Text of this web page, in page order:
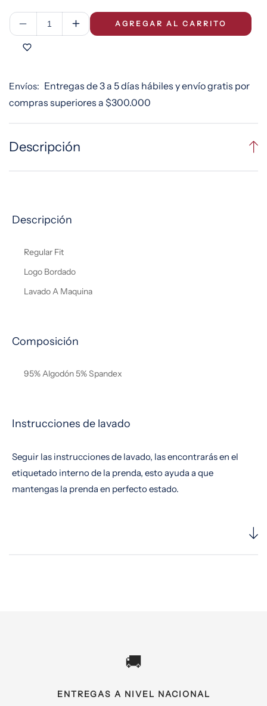
Reducir
cantidad
para
Estampado
Aumentar
Estampado
AGREGAR AL CARRITO
Envíos: Entregas de 3 a 5 días hábiles y envío gratis por
compras superiores a $300.000
Descripción
Descripción
Regular Fit
Logo Bordado
Lavado A Maquina
Composición
95% Algodón 5% Spandex
Instrucciones de lavado
Seguir las instrucciones de lavado, las encontrarás en el
etiquetado interno de la prenda, esto ayuda a que
mantengas la prenda en perfecto estado.
🚚
ENTREGAS A NIVEL NACIONAL